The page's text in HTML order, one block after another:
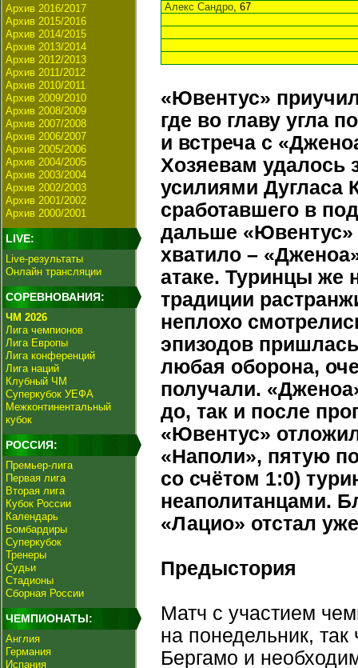
Архив 2016/2017
Архив 2015/2016
Архив 2014/2015
Архив 2013/2014
Архив 2012/2013
Архив 2011/2012
Архив 2010/2011
Архив 2009/2010
Архив 2008/2009
Архив 2007/2008
Архив 2006/2007
Архив 2005/2006
Архив 2004/2005
Архив 2003/2004
Архив 2002/2003
Архив 2001/2002
Архив 2000/2001
LIVE:
Live-результаты
Онлайн трансляции
СОРЕВНОВАНИЯ:
ЧМ 2026
Лига чемпионов
Лига Европы
Лига конференций
Лига наций
Клубный ЧМ
Суперкубок УЕФА
Межконтинентальный
кубок
РОССИЯ:
Премьер-лига
Первая лига
Вторая лига
Кубок России
Календарь
Бомбардиры
Суперкубок
Тренеры
Судьи
Стадионы
Сборная России
ЧЕМПИОНАТЫ:
Англия
Германия
Испания
Алекс Сандро, 67
«Ювентус»
где во главу угла
и встреча с
Хозяевам удалось
усилиями Дугласа
сработавшего в
дальше «Ювентус»
хватило –
атаке. Туринцы же
традиции
неплохо
эпизодов
любая оборона,
получали.
до, так и после
«Ювентус»
«Наполи», пятую
со счётом 1:0)
неаполитанцами.
«Лацио» отстал
Предыстория
Матч с участием
на понедельник,
Бергамо и